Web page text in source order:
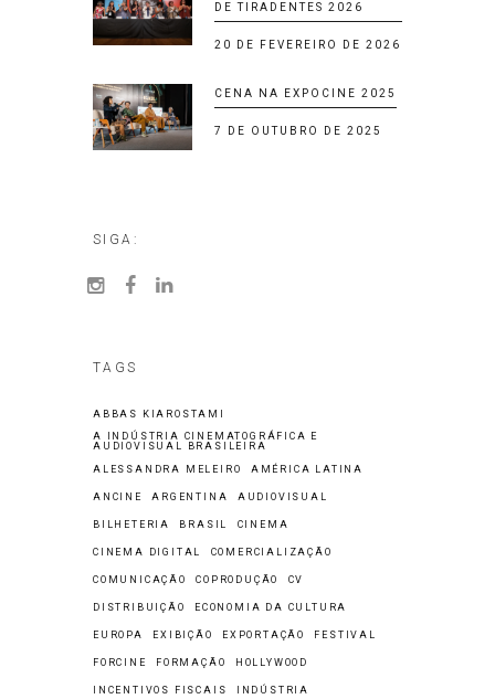
DE TIRADENTES 2026
20 DE FEVEREIRO DE 2026
CENA NA EXPOCINE 2025
7 DE OUTUBRO DE 2025
SIGA:
TAGS
ABBAS KIAROSTAMI
A INDÚSTRIA CINEMATOGRÁFICA E
AUDIOVISUAL BRASILEIRA
ALESSANDRA MELEIRO AMÉRICA LATINA
ANCINE ARGENTINA AUDIOVISUAL
BILHETERIA BRASIL CINEMA
CINEMA DIGITAL COMERCIALIZAÇÃO
COMUNICAÇÃO COPRODUÇÃO CV
DISTRIBUIÇÃO ECONOMIA DA CULTURA
EUROPA EXIBIÇÃO EXPORTAÇÃO FESTIVAL
FORCINE FORMAÇÃO HOLLYWOOD
INCENTIVOS FISCAIS INDÚSTRIA